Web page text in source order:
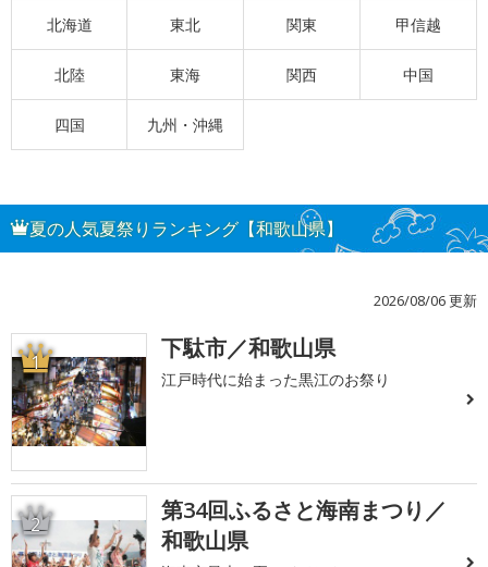
北海道 東北 関東 甲信越
北陸 東海 関西 中国
四国 九州・沖縄
夏の人気夏祭りランキング【和歌山県】
2026/08/06 更新
1 下駄市／和歌山県
江戸時代に始まった黒江のお祭り
2
第34回ふるさと海南まつり／
和歌山県